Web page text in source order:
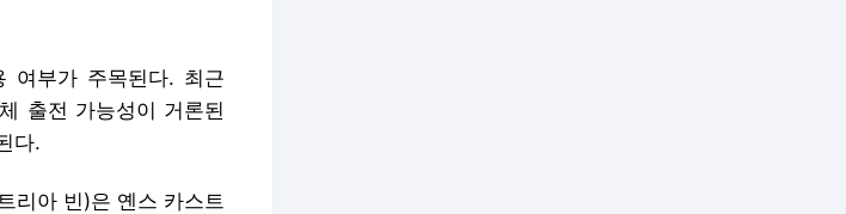
여부가 주목된다. 최근
출전 가능성이 거론된
다.
리아 빈)은 옌스 카스트